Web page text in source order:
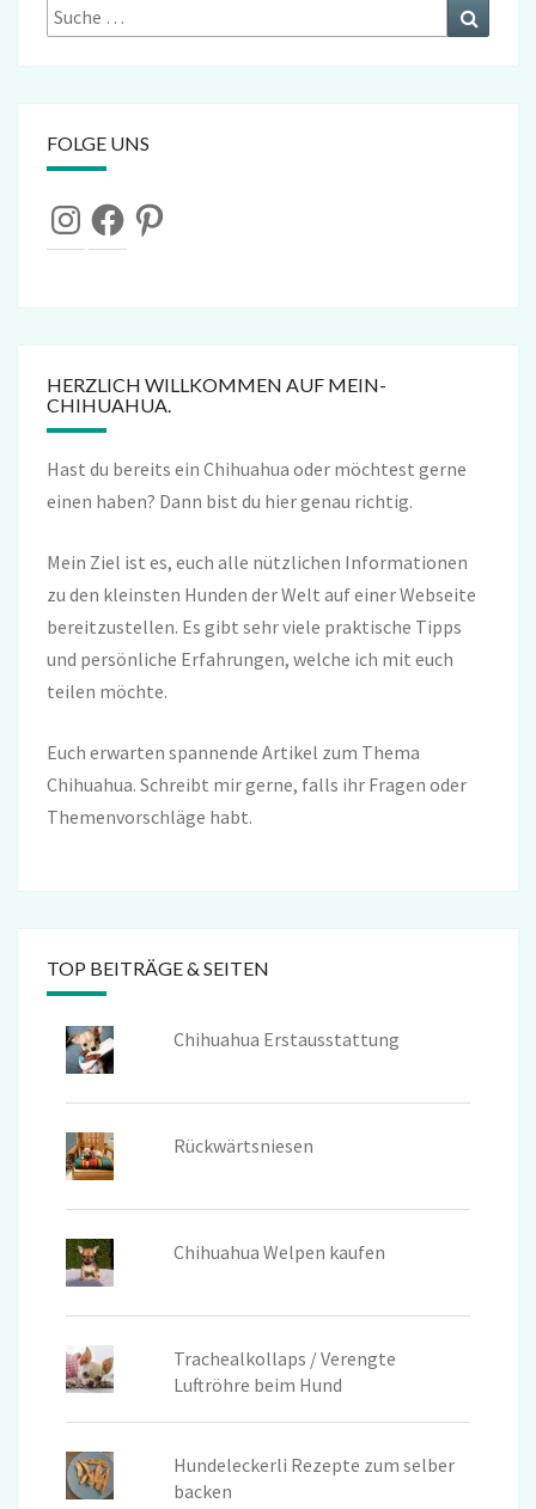
Suche
nach:
FOLGE UNS
InstagramFacebookPinterest
HERZLICH WILLKOMMEN AUF MEIN-
CHIHUAHUA.
Hast du bereits ein Chihuahua oder möchtest gerne
einen haben? Dann bist du hier genau richtig.
Mein Ziel ist es, euch alle nützlichen Informationen
zu den kleinsten Hunden der Welt auf einer Webseite
bereitzustellen. Es gibt sehr viele praktische Tipps
und persönliche Erfahrungen, welche ich mit euch
teilen möchte.
Euch erwarten spannende Artikel zum Thema
Chihuahua. Schreibt mir gerne, falls ihr Fragen oder
Themenvorschläge habt.
TOP BEITRÄGE & SEITEN
Chihuahua Erstausstattung
Rückwärtsniesen
Chihuahua Welpen kaufen
Trachealkollaps / Verengte
Luftröhre beim Hund
Hundeleckerli Rezepte zum selber
backen